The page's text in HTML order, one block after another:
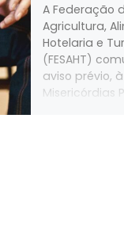
A Federação
Agricultura,
Hotelaria e
(FESAHT)
aviso prévio,
Misericórdias